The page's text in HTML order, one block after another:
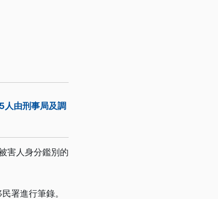
人由刑事局及調
害人身分鑑別的
署進行筆錄。